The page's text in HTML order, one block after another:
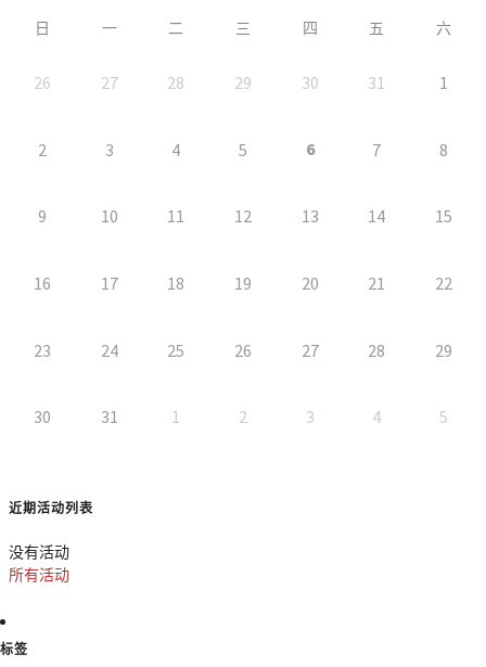
日 一 二 三 四 五 六
26 27 28 29 30 31 1
2 3 4 5 6 7 8
9 10 11 12 13 14 15
16 17 18 19 20 21 22
23 24 25 26 27 28 29
30 31 1 2 3 4 5
近期活动列表
没有活动
所有活动
标签